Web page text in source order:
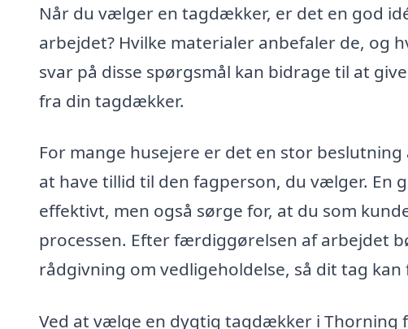
Når du vælger en tagdækker, er det en god
arbejdet? Hvilke materialer anbefaler de, og
svar på disse spørgsmål kan bidrage til at
fra din tagdækker.
For mange husejere er det en stor
at have tillid til den fagperson, du vælger.
effektivt, men også sørge for, at du som
processen. Efter færdiggørelsen af arbejdet
rådgivning om vedligeholdelse, så dit tag
Ved at vælge en dygtig tagdækker i